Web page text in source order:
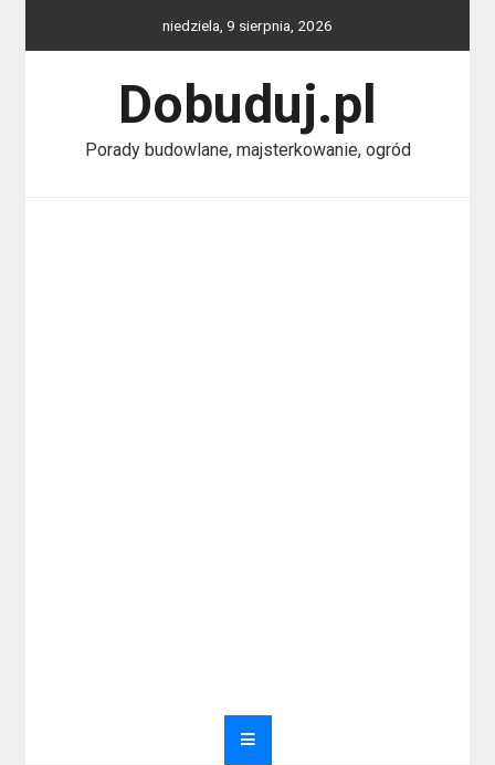
niedziela, 9 sierpnia, 2026
Dobuduj.pl
Porady budowlane, majsterkowanie, ogród